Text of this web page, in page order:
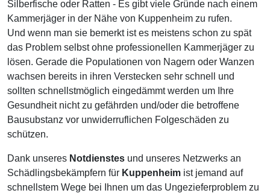
Silberfische oder Ratten - Es gibt viele Gründe nach einem
Kammerjäger in der Nähe von Kuppenheim zu rufen.
Und wenn man sie bemerkt ist es meistens schon zu spät
das Problem selbst ohne professionellen Kammerjäger zu
lösen. Gerade die Populationen von Nagern oder Wanzen
wachsen bereits in ihren Verstecken sehr schnell und
sollten schnellstmöglich eingedämmt werden um Ihre
Gesundheit nicht zu gefährden und/oder die betroffene
Bausubstanz vor unwiderruflichen Folgeschäden zu
schützen.
Dank unseres Notdienstes und unseres Netzwerks an
Schädlingsbekämpfern für Kuppenheim ist jemand auf
schnellstem Wege bei Ihnen um das Ungezieferproblem zu